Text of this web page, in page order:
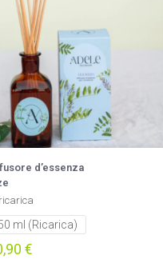
d’essenza
ml (Ricarica)
€